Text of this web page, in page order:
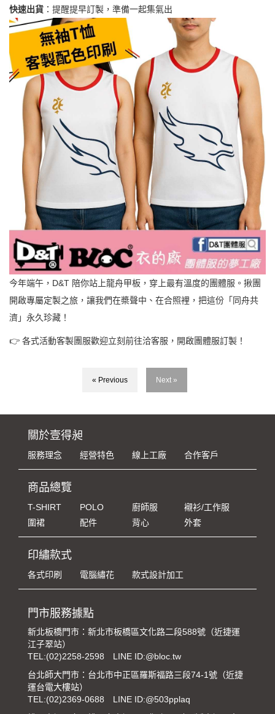
快速出貨 ：提醒提早訂製，準備一起集氣出
今年端午，D&T 陪你站上龍舟甲板，穿上最有溫度的團體服。揪團
開啟專屬定製之旅，讓我們在槳聲中、在合照裡，把這份「同舟共
濟」永久珍藏！
👉 各式活動客製團服歡迎立刻前往洽客服，開啟團體服訂製！
« Previous Next »
關於壹得昶
服務理念 經營特色 線上工廠 合作客戶
商品總覽
T-SHIRT POLO 廚師服
襯衫/工作服
圍裙
配件 背心 外套
印繡款式
各式印刷 電腦繡花 款式設計加工
門市服務據點
新北板橋門市：新北市板橋區文化路二段588號（近捷運
江子翠站）
TEL:(02)2258-2598
LINE ID:@bloc.tw
台北師大門市：台北市中正區羅斯福路三段74-1號（近捷
運台電大樓站）
TEL:(02)2369-0688
LINE ID:@503pplaq